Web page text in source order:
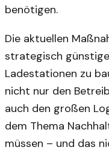
benötigen.
Die aktuellen
strategisch
Ladestationen zu
nicht nur den
auch den großen
dem Thema
müssen – und das